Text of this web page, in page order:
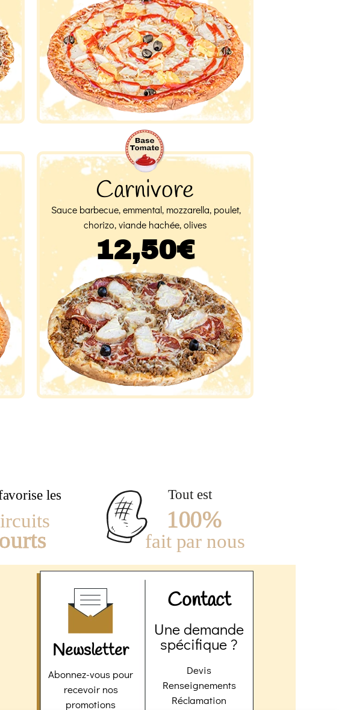
Carnivore
Sauce barbecue, emmental, mozzarella, poulet,
chorizo, viande hachée, olives
12,50€
Newsletter
Abonnez-vous pour
recevoir nos
promotions
Contact
Une demande
spécifique ?
Devis
Renseignements
Réclamation